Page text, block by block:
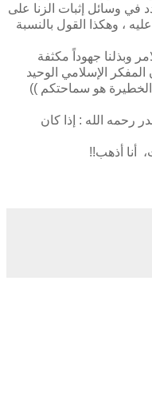
في وسائل إثبات الزنا على
، وهكذا القول بالنسبة
وبذلنا جهوداً مكثفة
الإسلامي الوحيد
الخطيرة هو سماحتكم ))
رحمه الله : إذا كان
أنا أذهب!!